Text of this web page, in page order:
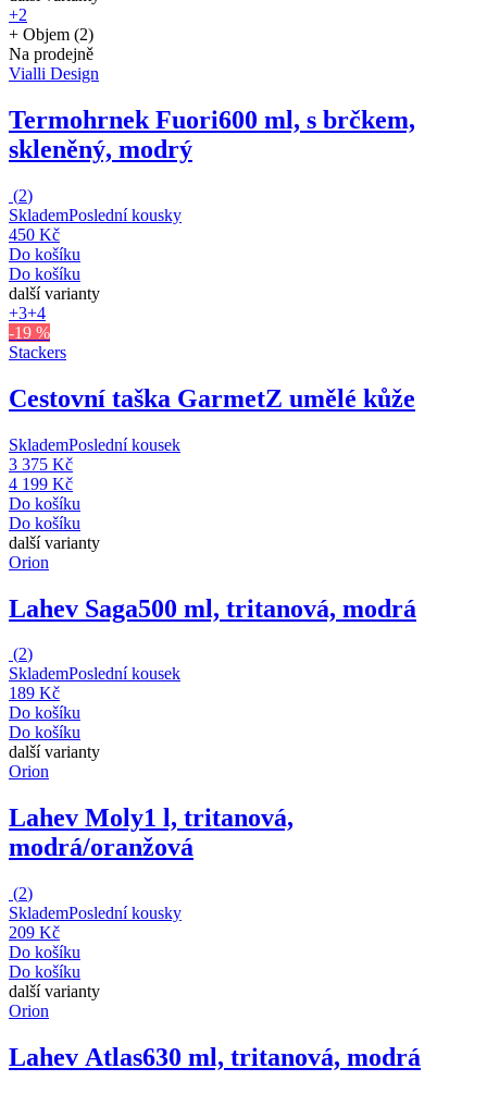
+2
+ Objem (2)
Na prodejně
Vialli Design
Termohrnek Fuori600 ml, s brčkem,
skleněný, modrý
(2)
SklademPoslední kousky
450 Kč
Do košíku
Do košíku
další varianty
+3+4
-19 %
Stackers
Cestovní taška GarmetZ umělé kůže
SklademPoslední kousek
3 375 Kč
4 199 Kč
Do košíku
Do košíku
další varianty
Orion
Lahev Saga500 ml, tritanová, modrá
(2)
SklademPoslední kousek
189 Kč
Do košíku
Do košíku
další varianty
Orion
Lahev Moly1 l, tritanová,
modrá/oranžová
(2)
SklademPoslední kousky
209 Kč
Do košíku
Do košíku
další varianty
Orion
Lahev Atlas630 ml, tritanová, modrá